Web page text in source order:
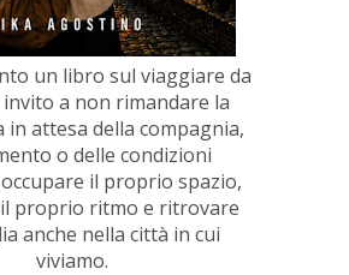
un libro sul viaggiare da
invito a non rimandare la
attesa della compagnia,
o delle condizioni
il proprio spazio,
proprio ritmo e ritrovare
anche nella città in cui
viviamo.